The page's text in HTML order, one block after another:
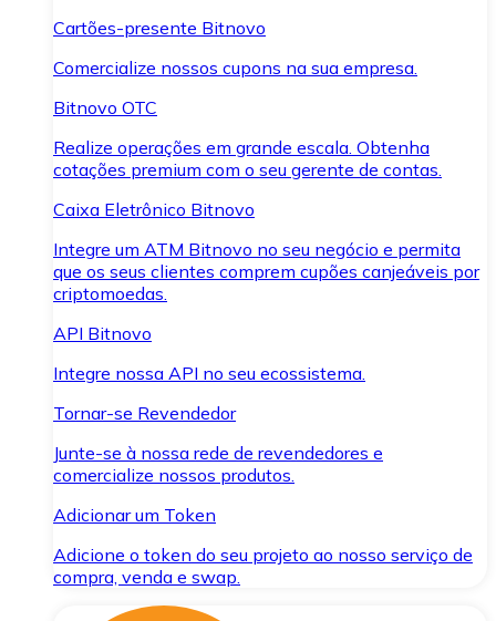
Cartões-presente Bitnovo
Comercialize nossos cupons na sua empresa.
Bitnovo OTC
Realize operações em grande escala. Obtenha
cotações premium com o seu gerente de contas.
Caixa Eletrônico Bitnovo
Integre um ATM Bitnovo no seu negócio e permita
que os seus clientes comprem cupões canjeáveis por
criptomoedas.
API Bitnovo
Integre nossa API no seu ecossistema.
Tornar-se Revendedor
Junte-se à nossa rede de revendedores e
comercialize nossos produtos.
Adicionar um Token
Adicione o token do seu projeto ao nosso serviço de
compra, venda e swap.